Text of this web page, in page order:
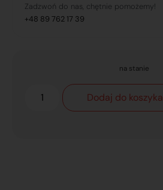
Zadzwoń do nas, chętnie pomożemy!
+48 89 762 17 39
na stanie
Dodaj do koszyka